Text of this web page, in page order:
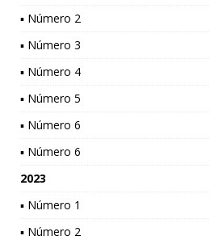
▪ Número 2
▪ Número 3
▪ Número 4
▪ Número 5
▪ Número 6
▪ Número 6
2023
▪ Número 1
▪ Número 2